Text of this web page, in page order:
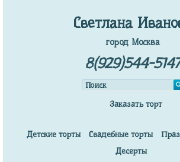
Светлана
город Москва
8(929)544-5147
Заказать торт
Детские торты Свадебные торты
Десерты